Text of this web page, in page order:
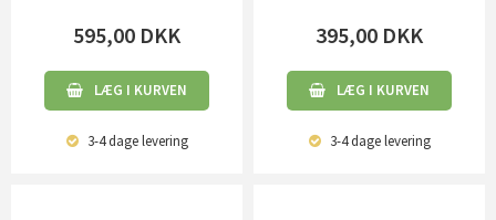
595,00 DKK
LÆG I KURVEN
3-4 dagelevering
395,00 DKK
LÆG I KURVEN
3-4 dagelevering